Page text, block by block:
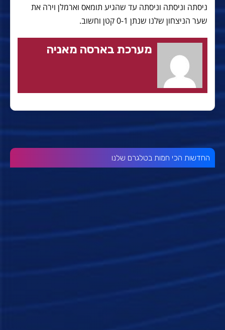
ניסתה וניסתה וניסתה עד שהגיע תומאס וארמלן וירה את
שער הניצחון שלנו שנתן 0-1 קטן וחשוב.
מערכת בארסה מאניה
החדשות הכי חמות בטלגרם שלנו